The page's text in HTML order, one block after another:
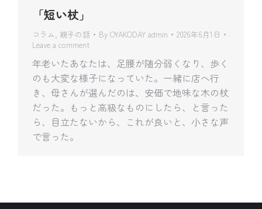
「短い杖」
コラム 親子の話 By OYAKODAY admin
2026年6月1日
Leave a comment
年老いたあなたは、足腰が随分弱くなり、歩く
のも大変な様子になっていた。一緒に店へ行
き、母さんが選んだのは、安価で地味な木の杖
だった。もっと高級なものにしたら、と言った
ら、目立たないから、これが良いと、小さな声
で言った。